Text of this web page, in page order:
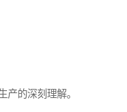
产的深刻理解。